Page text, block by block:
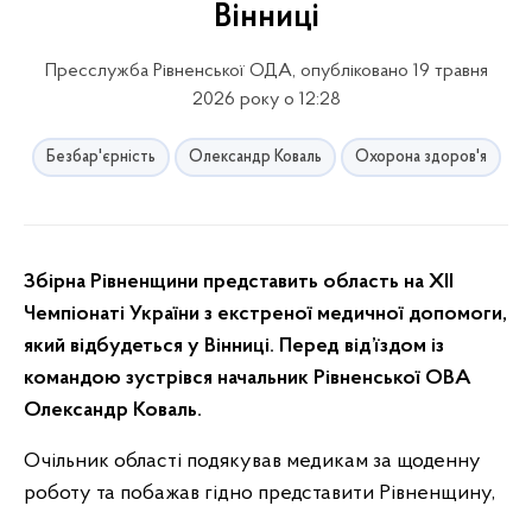
Вінниці
Пресслужба Рівненської ОДА, опубліковано 19 травня
2026 року о 12:28
Безбар'єрність Олександр Коваль Охорона здоров'я
Збірна Рівненщини представить область на XII
Чемпіонаті України з екстреної медичної допомоги,
який відбудеться у Вінниці. Перед від’їздом із
командою зустрівся начальник Рівненської ОВА
Олександр Коваль.
Очільник області подякував медикам за щоденну
роботу та побажав гідно представити Рівненщину,